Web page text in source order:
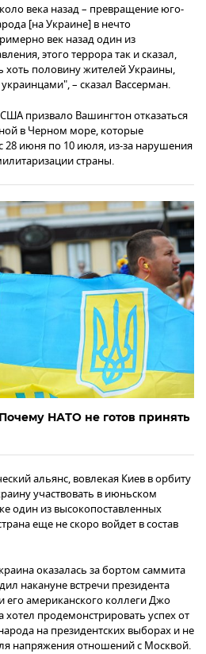
века назад – превращение юго-
[на Украине] в нечто
век назад один из
этого террора так и сказал,
половину жителей Украины,
– сказал Вассерман.
призвало Вашингтон отказаться
в Черном море, которые
28 июня по 10 июля, из-за нарушения
страны.
НАТО не готов принять
альянс, вовлекая Киев в орбиту
участвовать в июньском
один из высокопоставленных
еще не скоро войдет в состав
оказалась за бортом саммита
накануне встречи президента
его американского коллеги Джо
хотел продемонстрировать успех от
на президентских выборах и не
напряжения отношений с Москвой.